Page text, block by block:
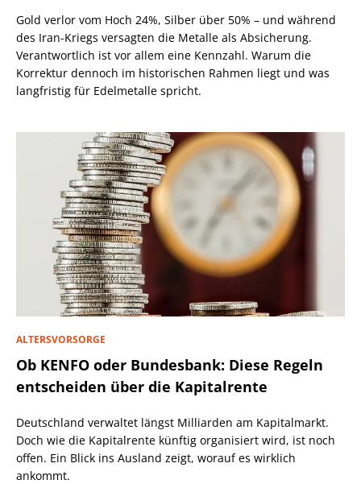
Gold verlor vom Hoch 24%, Silber über 50% – und während
des Iran-Kriegs versagten die Metalle als Absicherung.
Verantwortlich ist vor allem eine Kennzahl. Warum die
Korrektur dennoch im historischen Rahmen liegt und was
langfristig für Edelmetalle spricht.
ALTERSVORSORGE
Ob KENFO oder Bundesbank: Diese Regeln
entscheiden über die Kapitalrente
Deutschland verwaltet längst Milliarden am Kapitalmarkt.
Doch wie die Kapitalrente künftig organisiert wird, ist noch
offen. Ein Blick ins Ausland zeigt, worauf es wirklich
ankommt.